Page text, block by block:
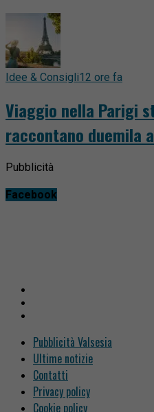
Idee & Consigli12 ore fa
Viaggio nella Parigi
raccontano duemila
Pubblicità
Facebook
Pubblicità Valsesia
Ultime notizie
Contatti
Privacy policy
Cookie policy